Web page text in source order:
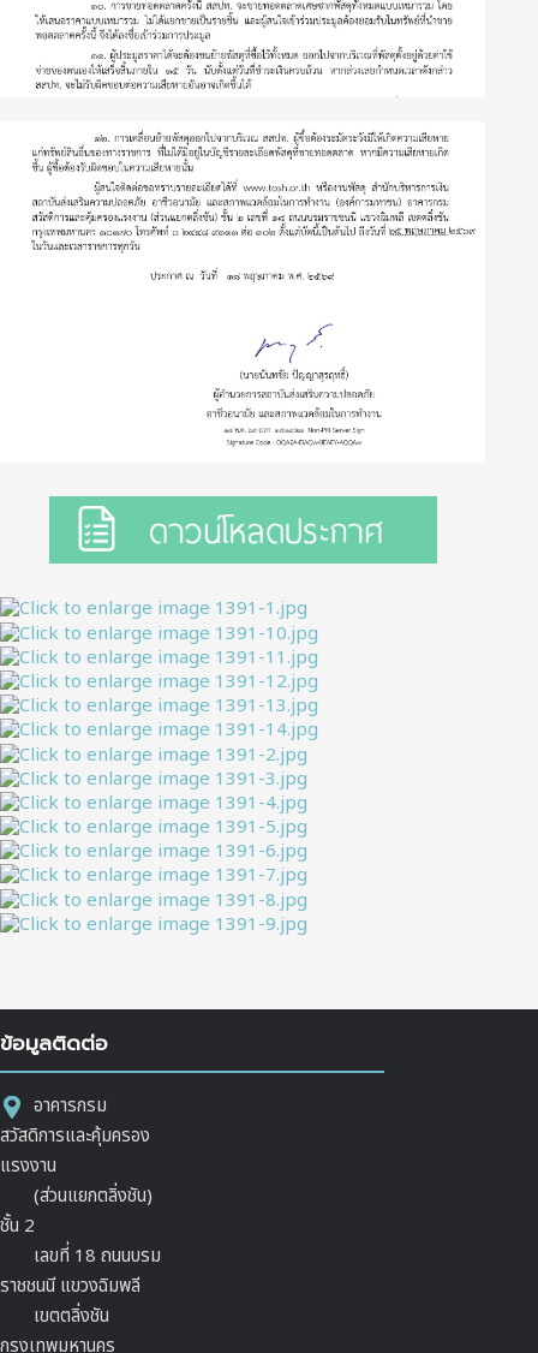
ข้อมูลติดต่อ
อาคารกรม
สวัสดิการและคุ้มครอง
แรงงาน
(ส่วนแยกตลิ่งชัน)
ชั้น 2
เลขที่ 18 ถนนบรม
ราชชนนี แขวงฉิมพลี
เขตตลิ่งชัน
กรุงเทพมหานคร